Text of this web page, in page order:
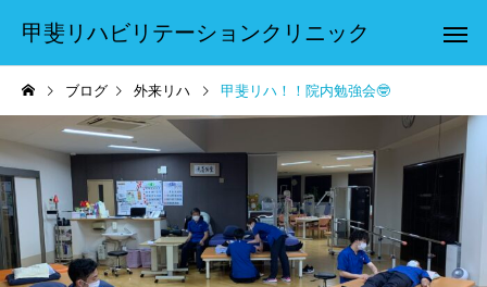
甲斐リハビリテーションクリニック
ブログ 外来リハ 甲斐リハ！！院内勉強会🤓